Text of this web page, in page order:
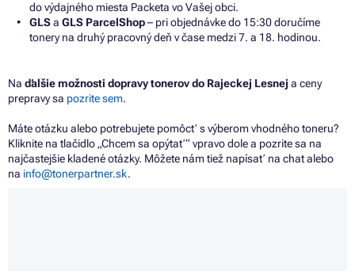
do výdajného miesta Packeta vo Vašej obci.
GLSa GLS ParcelShop– pri objednávke do 15:30 doručíme
tonery na druhý pracovný deň v čase medzi 7. a 18. hodinou.
Na ďalšie možnosti dopravy tonerov do Rajeckej Lesnej a ceny
prepravy sa pozrite sem.
Máte otázku alebo potrebujete pomôcť s výberom vhodného toneru?
Kliknite na tlačidlo „Chcem sa opýtať“ vpravo dole a pozrite sa na
najčastejšie kladené otázky. Môžete nám tiež napísať na chat alebo
na info@tonerpartner.sk.